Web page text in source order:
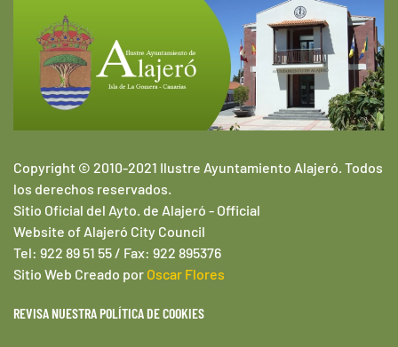
Copyright © 2010-2021 Ilustre Ayuntamiento Alajeró. Todos
los derechos reservados.
Sitio Oficial del Ayto. de Alajeró - Official
Website of Alajeró City Council
Tel: 922 89 51 55 / Fax: 922 895376
Sitio Web Creado por Oscar Flores
REVISA NUESTRA POLÍTICA DE COOKIES